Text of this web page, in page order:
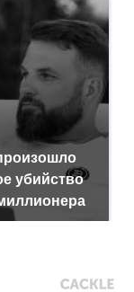
убийство